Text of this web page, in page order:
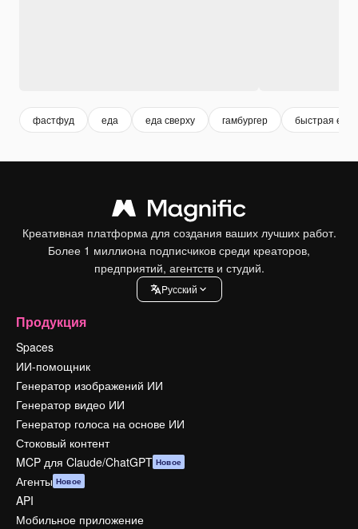
фастфуд еда еда сверху гамбургер быстрая еда
Креативная платформа для создания ваших лучших работ.
Более 1 миллиона подписчиков среди креаторов,
предприятий, агентств и студий.
Pусский
Продукция
Spaces
ИИ-помощник
Генератор изображений ИИ
Генератор видео ИИ
Генератор голоса на основе ИИ
Стоковый контент
MCP для Claude/ChatGPT Новое
Агенты Новое
API
Мобильное приложение